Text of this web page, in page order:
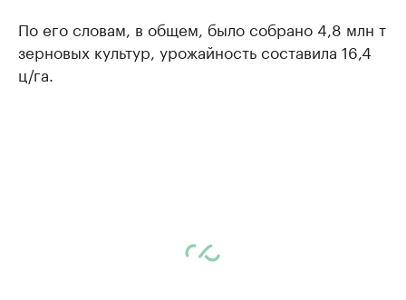
По его словам, в общем, было собрано 4,8 млн т
зерновых культур, урожайность составила 16,4
ц/га.